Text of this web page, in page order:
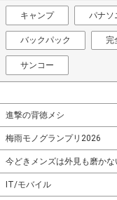
キャンプ パナソ
バックパック 完
サンコー
進撃の背徳メシ
梅雨モノグランプリ2026
今どきメンズは外見も磨かな
IT/モバイル